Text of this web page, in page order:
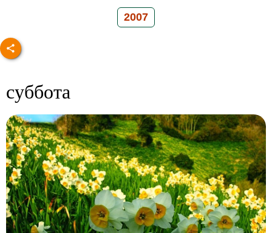
2007
суббота